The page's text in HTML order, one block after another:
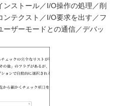
ストール／I/O操作の処理／削
ンテクスト／I/O要求を出す／フ
ーザーモードとの通信／デバッ